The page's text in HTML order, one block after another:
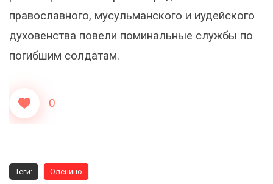
православного, мусульманского и иудейского
духовенства повели поминальные службы по
погибшим солдатам.
0
Теги: Оленино